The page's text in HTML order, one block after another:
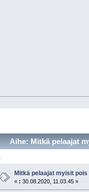
Aihe: Mitkä pelaajat
Mitkä pelaajat myisit
« : 30.08.2020, 11.03.45 »